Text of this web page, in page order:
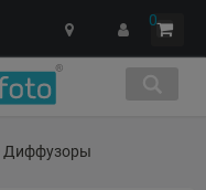
0
Диффузоры